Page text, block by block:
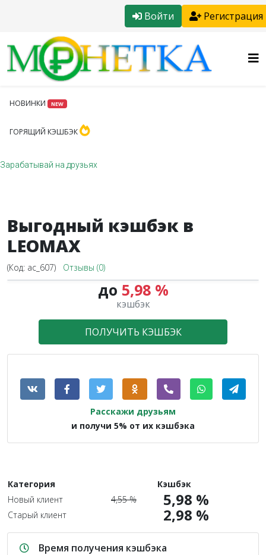
Войти Регистрация
НОВИНКИ NEW
ГОРЯЩИЙ КЭШБЭК
Зарабатывай на друзьях
Выгодный кэшбэк в
LEOMAX
(Код: ac_607) Отзывы (0)
до 5,98 %
кэшбэк
ПОЛУЧИТЬ КЭШБЭК
Расскажи друзьям
и получи 5% от их кэшбэка
Категория
Кэшбэк
Новый клиент
4,55 % 5,98 %
Старый клиент 2,98 %
Время получения кэшбэка